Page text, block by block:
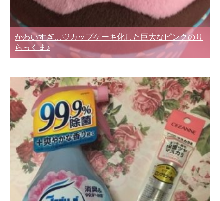
かわいすぎ…♡カップケーキ化した巨大なピンクのり
らっくま♪